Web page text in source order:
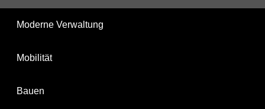
Moderne Verwaltung
Mobilität
Bauen